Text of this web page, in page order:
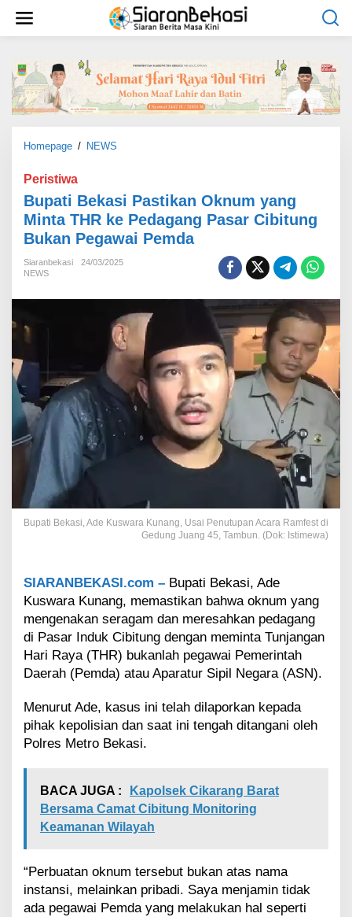
w
Homepage / NEWS
t
i
B
k
P
a
s
i
y
M
n
t
a
T
H
e
P
e
g
a
n
g
s
a
r
Peristiwa
Bupati Bekasi Pastikan Oknum yang
Minta THR ke Pedagang Pasar Cibitung
Bukan Pegawai Pemda
Siaranbekasi
24/03/2025
NEWS
Bupati Bekasi, Ade Kuswara Kunang, Usai Penutupan Acara Ramfest di
Gedung Juang 45, Tambun. (Dok: Istimewa)
SIARANBEKASI.com – Bupati Bekasi, Ade
Kuswara Kunang, memastikan bahwa oknum yang
mengenakan seragam dan meresahkan pedagang
di Pasar Induk Cibitung dengan meminta Tunjangan
Hari Raya (THR) bukanlah pegawai Pemerintah
Daerah (Pemda) atau Aparatur Sipil Negara (ASN).
Menurut Ade, kasus ini telah dilaporkan kepada
pihak kepolisian dan saat ini tengah ditangani oleh
Polres Metro Bekasi.
BACA JUGA :
Kapolsek Cikarang Barat
Bersama Camat Cibitung Monitoring
Keamanan Wilayah
“Perbuatan oknum tersebut bukan atas nama
instansi, melainkan pribadi. Saya menjamin tidak
ada pegawai Pemda yang melakukan hal seperti